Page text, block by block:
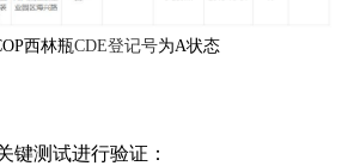
西林瓶CDE登记号为A状态
键测试进行验证：